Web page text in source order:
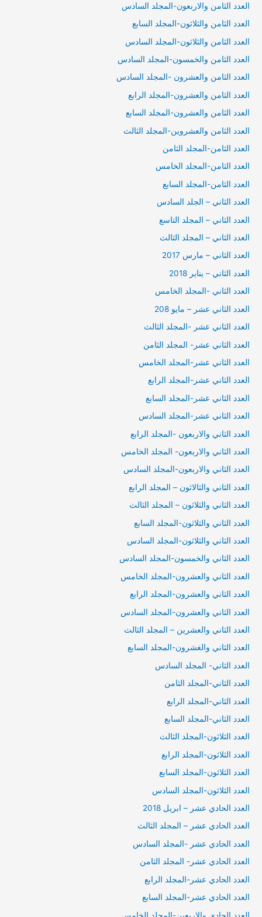
العدد الثامن والاربعون-المجلد السادس
العدد الثامن والثلاثون-المجلد السابع
العدد الثامن والثلاثون-المجلد السادس
العدد الثامن والخمسون-المجلد السادس
العدد الثامن والعشرون -المجلد السادس
العدد الثامن والعشرون-المجلد الرابع
العدد الثامن والعشرون-المجلد السابع
العدد الثامن والعشروين-المجلد الثالث
العدد الثامن-المجلد الثامن
العدد الثامن-المجلد الخامس
العدد الثامن-المجلد السابع
العدد الثاني – الجلد السادس
العدد الثاني – المجلد التاسع
العدد الثاني – المجلد الثالث
العدد الثاني – مارس 2017
العدد الثاني – يناير 2018
العدد الثاني -المجلد الخامس
العدد الثاني عشر – مايو 208
العدد الثاني عشر -المجلد الثالث
العدد الثاني عشر- المجلد الثامن
العدد الثاني عشر-المجلد الخامس
العدد الثاني عشر-المجلد الرابع
العدد الثاني عشر-المجلد السابع
العدد الثاني عشر-المجلد السادس
العدد الثاني والاربعون -المجلد الرابع
العدد الثاني والاربعون- المجلد الخامس
العدد الثاني والاربعون-المجلد السادس
العدد الثاني والثالاثون – المجلد الرابع
العدد الثاني والثلاثون – المجلد الثالث
العدد الثاني والثلاثون-المجلد السابع
العدد الثاني والثلاثون-المجلد السادس
العدد الثاني والخمسون-المجلد السادس
العدد الثاني والعشرون-المجلد الخامس
العدد الثاني والعشرون-المجلد الرابع
العدد الثاني والعشرون-المجلد السادس
العدد الثاني والعشرين – المجلد الثالث
العدد الثاني والغشرون-المجلد السابع
العدد الثاني- المجلد السادس
العدد الثاني-المجلد الثامن
العدد الثاني-المجلد الرابع
العدد الثاني-المجلد السابع
العدد الثلاثون-المجلد الثالث
العدد الثلاثون-المجلد الرابع
العدد الثلاثون-المجلد السابع
العدد الثلاثون-المجلد السادس
العدد الحادي عشر – ابريل 2018
العدد الحادي عشر – المجلد الثالث
العدد الحادي عشر -المجلد السادس
العدد الحادي عشر- المجلد الثامن
العدد الحادي عشر-المجلد الرابع
العدد الحادي عشر-المجلد السابع
العدد الحادي والاربعين-المجلد الخامس